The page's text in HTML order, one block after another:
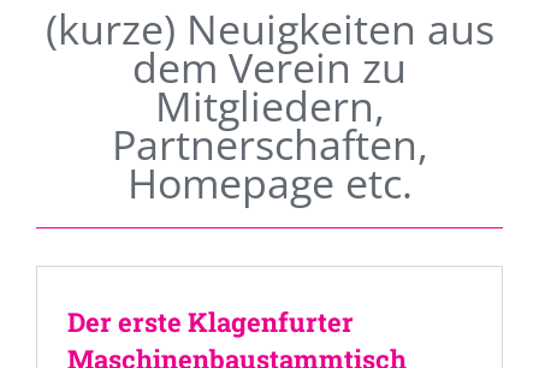
(kurze) Neuigkeiten aus
dem Verein zu
Mitgliedern,
Partnerschaften,
Homepage etc.
Der erste Klagenfurter
Maschinenbaustammtisch